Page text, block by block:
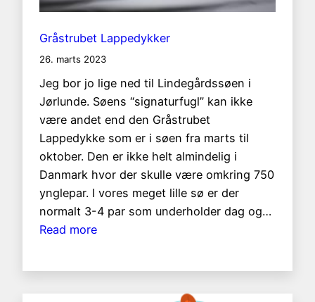
Gråstrubet Lappedykker
26. marts 2023
Jeg bor jo lige ned til Lindegårdssøen i
Jørlunde. Søens “signaturfugl” kan ikke
være andet end den Gråstrubet
Lappedykke som er i søen fra marts til
oktober. Den er ikke helt almindelig i
Danmark hvor der skulle være omkring 750
ynglepar. I vores meget lille sø er der
normalt 3-4 par som underholder dag og…
Read more: